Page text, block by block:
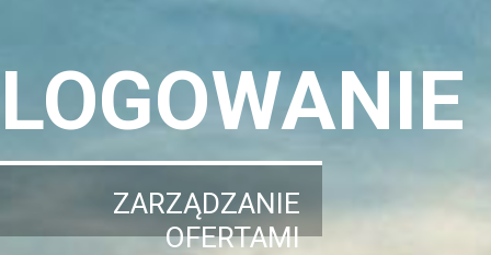
LOGOWANIE
ZARZĄDZANIE
OFERTAMI